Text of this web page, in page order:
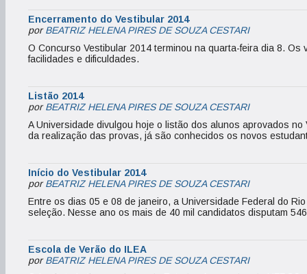
Encerramento do Vestibular 2014
porBEATRIZ HELENA PIRES DE SOUZA CESTARI
O Concurso Vestibular 2014 terminou na quarta-feira dia 8.
facilidades e dificuldades.
Listão 2014
porBEATRIZ HELENA PIRES DE SOUZA CESTARI
A Universidade divulgou hoje o listão dos alunos aprovados
da realização das provas, já são conhecidos os novos
Início do Vestibular 2014
porBEATRIZ HELENA PIRES DE SOUZA CESTARI
Entre os dias 05 e 08 de janeiro, a Universidade Federal do
seleção. Nesse ano os mais de 40 mil candidatos disputam
Escola de Verão do ILEA
porBEATRIZ HELENA PIRES DE SOUZA CESTARI